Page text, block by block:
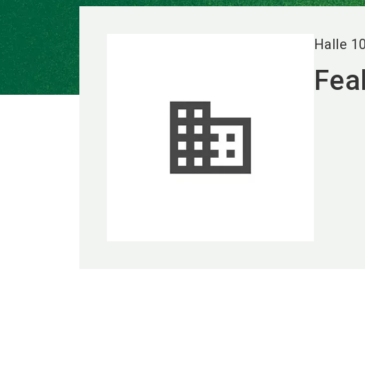
Halle